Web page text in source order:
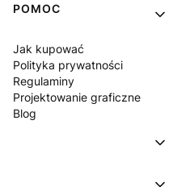
POMOC
Jak kupować
Polityka prywatności
Regulaminy
Projektowanie graficzne
Blog